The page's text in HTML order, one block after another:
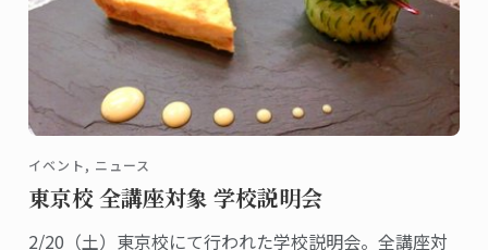
イベント, ニュース
東京校 全講座対象 学校説明会
2/20（土）東京校にて行われた学校説明会。全講座対